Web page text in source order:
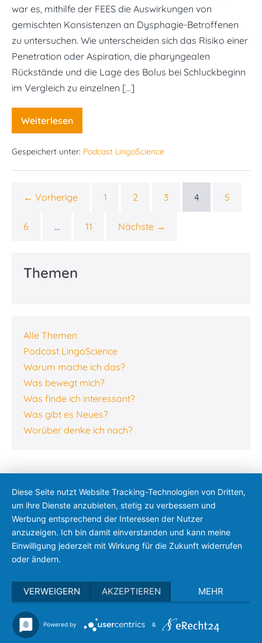
war es, mithilfe der FEES die Auswirkungen von
gemischten Konsistenzen an Dysphagie-Betroffenen
zu untersuchen. Wie unterscheiden sich das Risiko einer
Penetration oder Aspiration, die pharyngealen
Rückstände und die Lage des Bolus bei Schluckbeginn
im Vergleich zu einzelnen […]
Weiterlesen
#69
Keine
Konsistenzen
Dysphagie
berechtigte
Gespeichert unter: Podcast LingoScience
← Vorherige 1 2 3 4 5
6 … 11 Nächste →
Themen
Alle Themen
Podcast LingoScience
Warum mache ich das?
Was bewegt mich?
Was finde ich interessant?
Was gibt es Neues?
Worüber denke ich nach?
Diese Seite nutzt Website Tracking-Technologien von Dritten,
um ihre Dienste anzubieten, stetig zu verbessern und
Werbung entsprechend der Interessen der Nutzer
anzuzeigen. Ich bin damit einverstanden und kann meine
Einwilligung jederzeit mit Wirkung für die Zukunft widerrufen
oder ändern.
VERWEIGERN AKZEPTIEREN MEHR
Powered by &